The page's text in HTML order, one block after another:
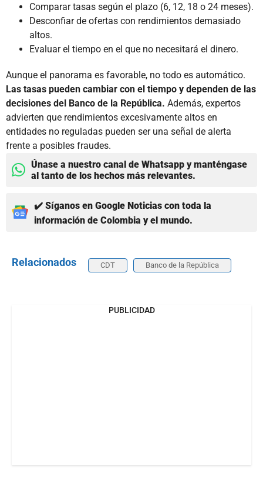
Comparar tasas según el plazo (6, 12, 18 o 24 meses).
Desconfiar de ofertas con rendimientos demasiado
altos.
Evaluar el tiempo en el que no necesitará el dinero.
Aunque el panorama es favorable, no todo es automático.
Las tasas pueden cambiar con el tiempo y dependen de las
decisiones del Banco de la República. Además, expertos
advierten que rendimientos excesivamente altos en
entidades no reguladas pueden ser una señal de alerta
frente a posibles fraudes.
Únase a nuestro canal de Whatsapp y manténgase
al tanto de los hechos más relevantes.
✔️ Síganos en Google Noticias con toda la
información de Colombia y el mundo.
Relacionados CDT Banco de la República
PUBLICIDAD